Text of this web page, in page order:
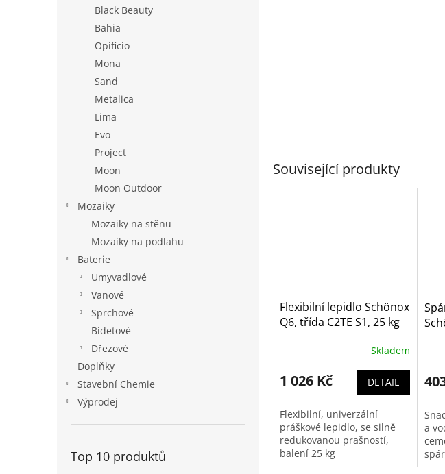
Black Beauty
Bahia
Opificio
Mona
Sand
Metalica
Lima
Evo
Project
Moon
Moon Outdoor
Mozaiky
Mozaiky na stěnu
Mozaiky na podlahu
Baterie
Umyvadlové
Vanové
Sprchové
Bidetové
Dřezové
Doplňky
Stavební Chemie
Výprodej
Top 10 produktů
Související produkty
Flexibilní lepidlo Schönox
Q6, třída C2TE S1, 25 kg
Skladem
1 026 Kč DETAIL
Flexibilní, univerzální
práškové lepidlo, se silně
redukovanou prašností,
balení 25 kg
a